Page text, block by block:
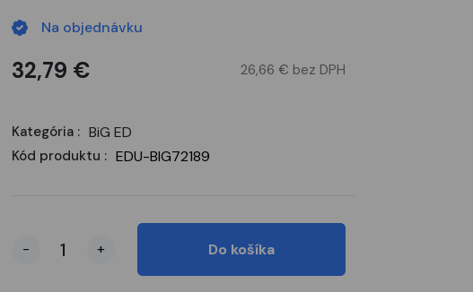
Na objednávku
32,79 € 26,66 € bez DPH
Kategória : BiG ED
Kód produktu : EDU-BIG72189
- + Do košíka